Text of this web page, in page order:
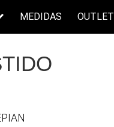
MEDIDAS OUTLET